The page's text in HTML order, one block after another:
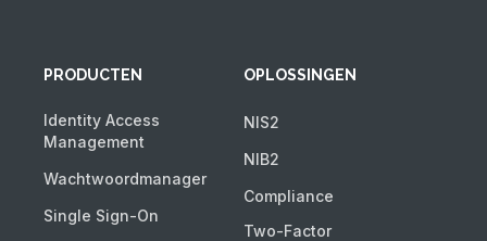
PRODUCTEN
Identity Access
Management
Wachtwoordmanager
Single Sign-On
OPLOSSINGEN
NIS2
NIB2
Compliance
Two-Factor